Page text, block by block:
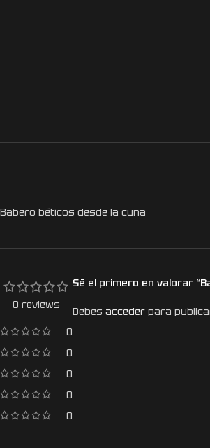
Babero béticos desde la cuna
0 reviews
0
0
0
0
0
Sé el primero en valorar
Debes acceder para